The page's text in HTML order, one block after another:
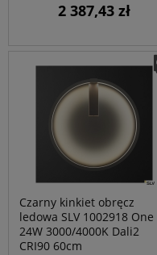
2 387,43 zł
Czarny kinkiet obręcz
ledowa SLV 1002918 One
24W 3000/4000K Dali2
CRI90 60cm